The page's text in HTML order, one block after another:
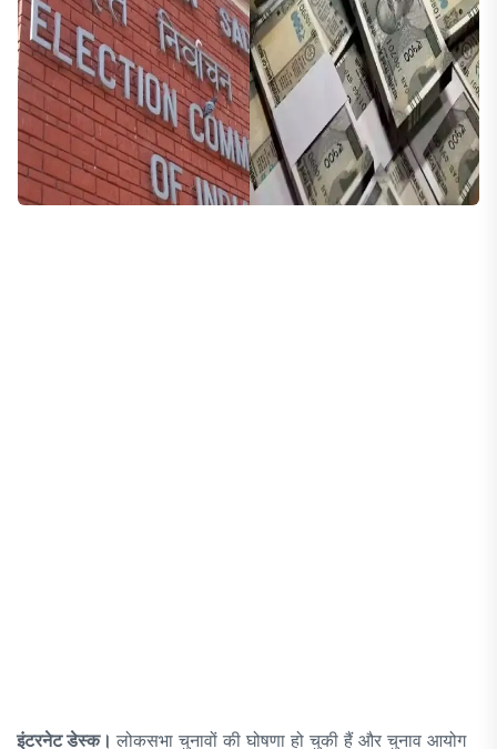
इंटरनेट डेस्क। लोकसभा चुनावों की घोषणा हो चुकी हैं और चुनाव आयोग